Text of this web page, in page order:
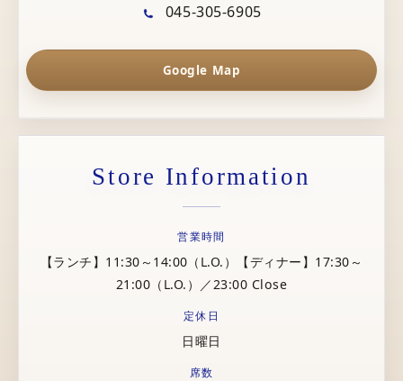
045-305-6905
Google Map
Store Information
営業時間
【ランチ】11:30～14:00（L.O.）【ディナー】17:30～
21:00（L.O.）／23:00 Close
定休日
日曜日
席数